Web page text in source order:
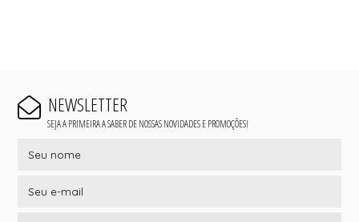
NEWSLETTER
SEJA A PRIMEIRA A SABER DE NOSSAS NOVIDADES E PROMOÇÕES!